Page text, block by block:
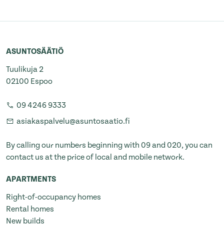
ASUNTOSÄÄTIÖ
Tuulikuja 2
02100 Espoo
09 4246 9333
asiakaspalvelu@asuntosaatio.fi
By calling our numbers beginning with 09 and 020, you can
contact us at the price of local and mobile network.
APARTMENTS
Right-of-occupancy homes
Rental homes
New builds